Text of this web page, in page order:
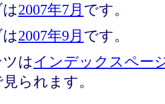
2007年7月 です。
2007年9月 です。
はインデックスペー
られます。